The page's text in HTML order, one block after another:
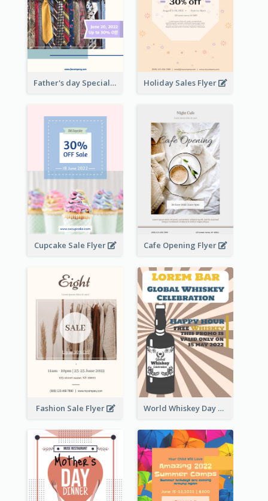
Father's day Special Sale Flyer Holiday Sales Flyer
Cupcake Sale Flyer Cafe Opening Flyer
Fashion Sale Flyer World Whiskey Day Promotion Flyer